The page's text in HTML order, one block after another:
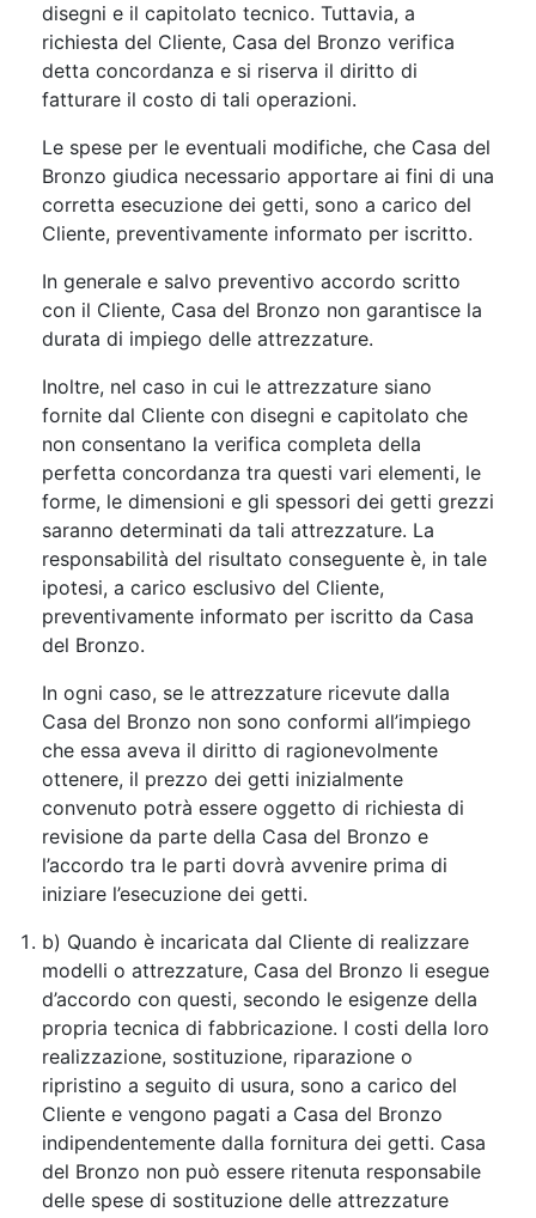
disegni e il capitolato tecnico. Tuttavia, a
richiesta del Cliente, Casa del Bronzo verifica
detta concordanza e si riserva il diritto di
fatturare il costo di tali operazioni.
Le spese per le eventuali modifiche, che Casa del
Bronzo giudica necessario apportare ai fini di una
corretta esecuzione dei getti, sono a carico del
Cliente, preventivamente informato per iscritto.
In generale e salvo preventivo accordo scritto
con il Cliente, Casa del Bronzo non garantisce la
durata di impiego delle attrezzature.
Inoltre, nel caso in cui le attrezzature siano
fornite dal Cliente con disegni e capitolato che
non consentano la verifica completa della
perfetta concordanza tra questi vari elementi, le
forme, le dimensioni e gli spessori dei getti grezzi
saranno determinati da tali attrezzature. La
responsabilità del risultato conseguente è, in tale
ipotesi, a carico esclusivo del Cliente,
preventivamente informato per iscritto da Casa
del Bronzo.
In ogni caso, se le attrezzature ricevute dalla
Casa del Bronzo non sono conformi all’impiego
che essa aveva il diritto di ragionevolmente
ottenere, il prezzo dei getti inizialmente
convenuto potrà essere oggetto di richiesta di
revisione da parte della Casa del Bronzo e
l’accordo tra le parti dovrà avvenire prima di
iniziare l’esecuzione dei getti.
b) Quando è incaricata dal Cliente di realizzare
modelli o attrezzature, Casa del Bronzo li esegue
d’accordo con questi, secondo le esigenze della
propria tecnica di fabbricazione. I costi della loro
realizzazione, sostituzione, riparazione o
ripristino a seguito di usura, sono a carico del
Cliente e vengono pagati a Casa del Bronzo
indipendentemente dalla fornitura dei getti. Casa
del Bronzo non può essere ritenuta responsabile
delle spese di sostituzione delle attrezzature